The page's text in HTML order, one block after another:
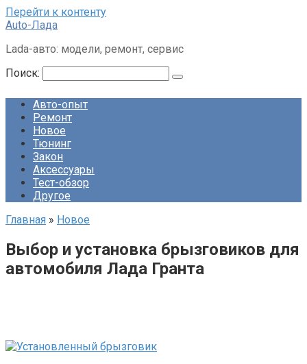
Перейти к контенту
Auto-Лада
Lada-авто: модели, ремонт, сервис
Поиск:
Авто-опыт
Ремонт
Новое
Тюнинг
Закон
Аксессуары
Тест-обзор
Другое
Главная » Новое
Выбор и установка брызговиков для
автомобиля Лада Гранта